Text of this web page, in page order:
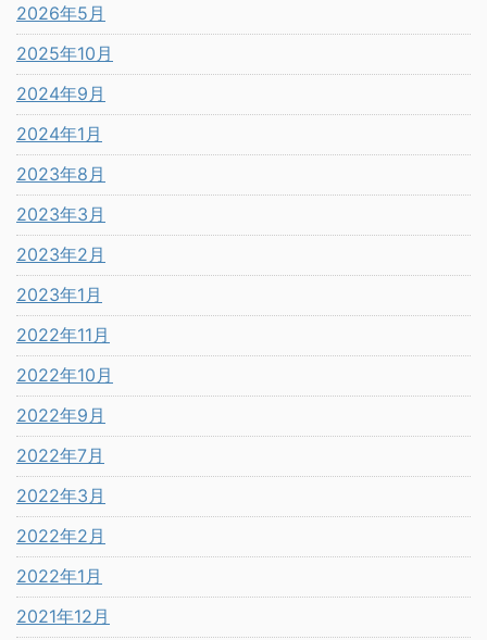
2026年5月
2025年10月
2024年9月
2024年1月
2023年8月
2023年3月
2023年2月
2023年1月
2022年11月
2022年10月
2022年9月
2022年7月
2022年3月
2022年2月
2022年1月
2021年12月